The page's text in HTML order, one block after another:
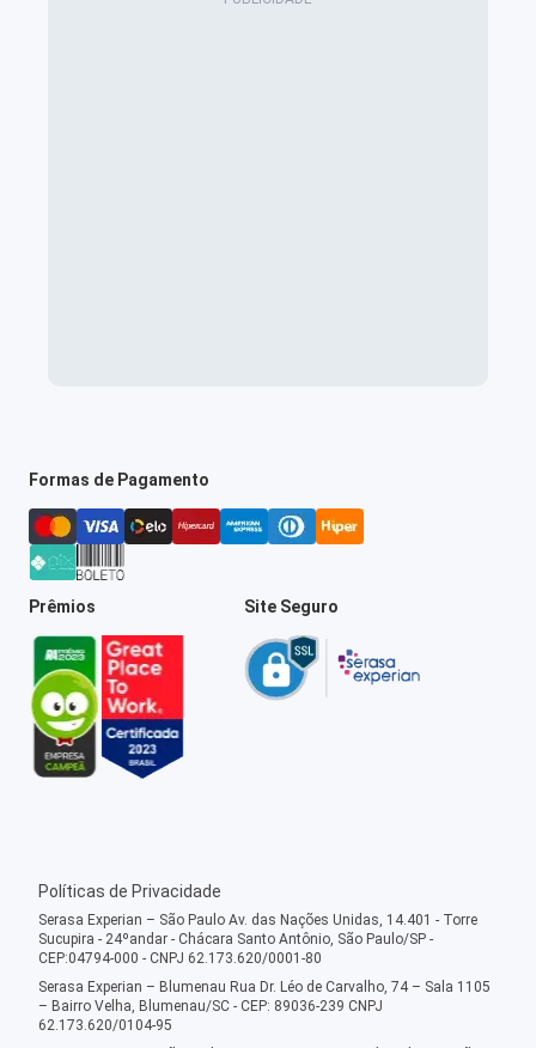
Formas de Pagamento
Prêmios Site Seguro
Políticas de Privacidade
Serasa Experian – São Paulo Av. das Nações Unidas, 14.401 - Torre
Sucupira - 24ºandar - Chácara Santo Antônio, São Paulo/SP -
CEP:04794-000 - CNPJ 62.173.620/0001-80
Serasa Experian – Blumenau Rua Dr. Léo de Carvalho, 74 – Sala 1105
– Bairro Velha, Blumenau/SC - CEP: 89036-239 CNPJ
62.173.620/0104-95